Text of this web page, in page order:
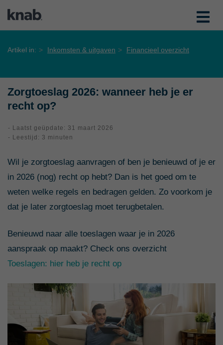
Artikel in: Inkomsten & uitgaven Financieel overzicht
Zorgtoeslag 2026: wanneer heb je er
recht op?
- Laatst geüpdate: 31 maart 2026
- Leestijd: 3 minuten
Wil je zorgtoeslag aanvragen of ben je benieuwd of je er
in 2026 (nog) recht op hebt? Dan is het goed om te
weten welke regels en bedragen gelden. Zo voorkom je
dat je later zorgtoeslag moet terugbetalen.
Benieuwd naar alle toeslagen waar je in 2026
aanspraak op maakt? Check ons overzicht
Toeslagen: hier heb je recht op